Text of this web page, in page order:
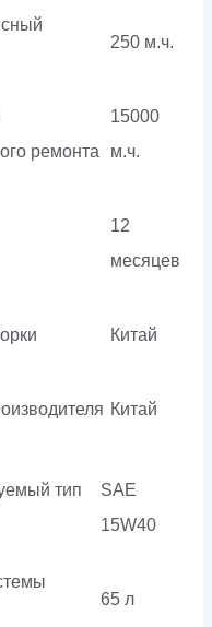
250 м.ч.
ремонта
15000
м.ч.
12
месяцев
Китай
Китай
тип
SAE
15W40
65 л